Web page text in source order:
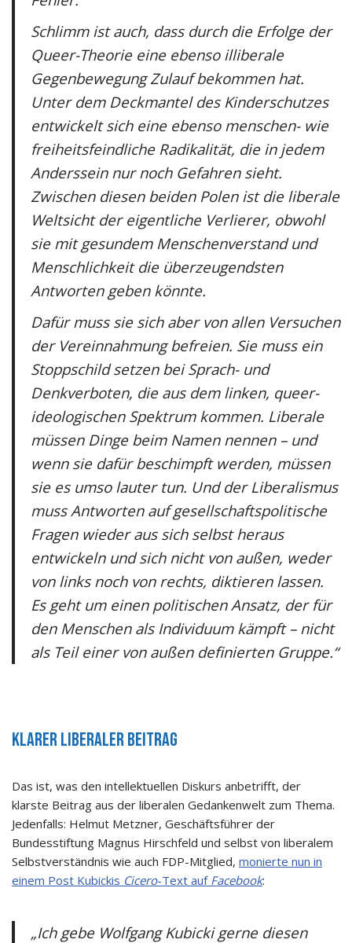
Schlimm ist auch, dass durch die Erfolge der
Queer-Theorie eine ebenso illiberale
Gegenbewegung Zulauf bekommen hat.
Unter dem Deckmantel des Kinderschutzes
entwickelt sich eine ebenso menschen- wie
freiheitsfeindliche Radikalität, die in jedem
Anderssein nur noch Gefahren sieht.
Zwischen diesen beiden Polen ist die liberale
Weltsicht der eigentliche Verlierer, obwohl
sie mit gesundem Menschenverstand und
Menschlichkeit die überzeugendsten
Antworten geben könnte.
Dafür muss sie sich aber von allen Versuchen
der Vereinnahmung befreien. Sie muss ein
Stoppschild setzen bei Sprach- und
Denkverboten, die aus dem linken, queer-
ideologischen Spektrum kommen. Liberale
müssen Dinge beim Namen nennen – und
wenn sie dafür beschimpft werden, müssen
sie es umso lauter tun. Und der Liberalismus
muss Antworten auf gesellschaftspolitische
Fragen wieder aus sich selbst heraus
entwickeln und sich nicht von außen, weder
von links noch von rechts, diktieren lassen.
Es geht um einen politischen Ansatz, der für
den Menschen als Individuum kämpft – nicht
als Teil einer von außen definierten Gruppe.“
Klarer liberaler Beitrag
Das ist, was den intellektuellen Diskurs anbetrifft, der
klarste Beitrag aus der liberalen Gedankenwelt zum Thema.
Jedenfalls: Helmut Metzner, Geschäftsführer der
Bundesstiftung Magnus Hirschfeld und selbst von liberalem
Selbstverständnis wie auch FDP-Mitglied, monierte nun in
einem Post Kubickis Cicero-Text auf Facebook:
„Ich gebe Wolfgang Kubicki gerne diesen